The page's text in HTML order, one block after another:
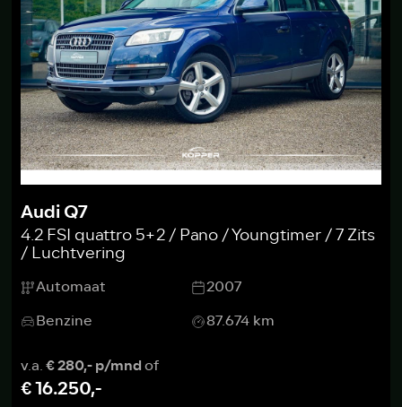
Audi Q7
4.2 FSI quattro 5+2 / Pano / Youngtimer / 7 Zits
/ Luchtvering
Automaat
2007
Benzine
87.674 km
v.a.€ 280,- p/mndof
€ 16.250,-